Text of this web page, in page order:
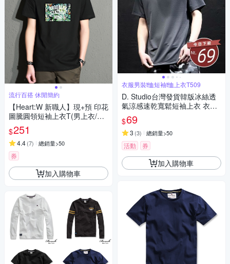
流行百搭 休閒簡約
【Heart:W 新職人】現+預 印花
圖騰圓領短袖上衣T(男上衣/休
閒/舒適/T恤)
$251
4.4(7) 總銷量>50
券
加入購物車
衣服男裝t恤短袖t恤上衣T509
D. Studio台灣發貨韓版冰絲透
氣涼感速乾寬鬆短袖上衣 衣
服 男裝 t恤 短袖t恤 上衣T509
$69
3 (3) 總銷量>50
活動 券
加入購物車